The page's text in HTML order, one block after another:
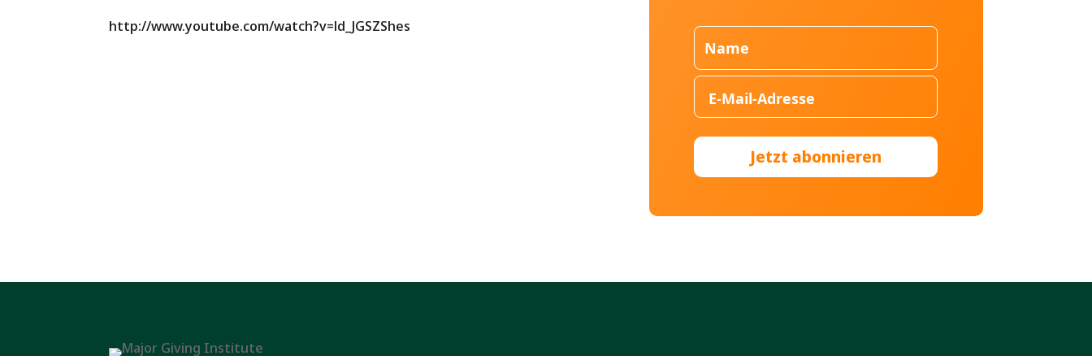
http://www.youtube.com/watch?v=ld_JGSZShes
Jetzt abonnieren